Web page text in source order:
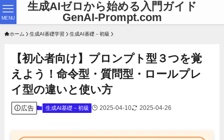
生成AIゼロから始める入門ガイド
GenAI-Prompt.com
MENU
ホーム 生成AI基礎学習 生成AI基礎－初級
【初心者向け】プロンプト型３つを覚
えよう！命令型・質問型・ロールプレ
イ型の違いと使い方
広告 生成AI基礎－初級 2025-04-10 2025-04-26